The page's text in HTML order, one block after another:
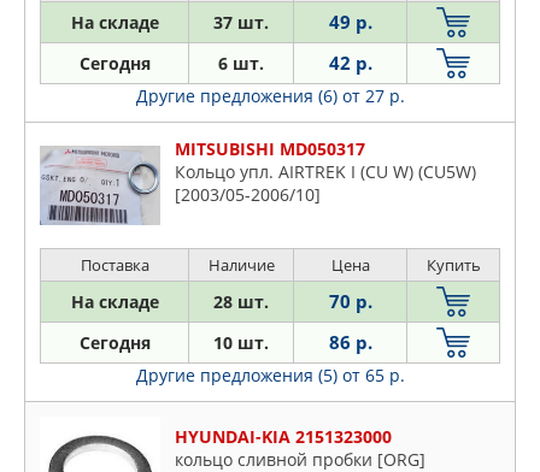
На складе 37 шт. 49 р.
Сегодня 6 шт. 42 р.
Другие предложения (6) от 27 р.
MITSUBISHI MD050317
Кольцо упл. AIRTREK I (CU W) (CU5W)
[2003/05-2006/10]
Поставка Наличие Цена Купить
На складе 28 шт. 70 р.
Сегодня 10 шт. 86 р.
Другие предложения (5) от 65 р.
HYUNDAI-KIA 2151323000
кольцо сливной пробки [ORG]